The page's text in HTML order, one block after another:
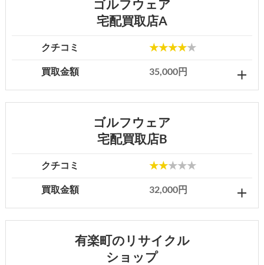
ゴルフウェア
宅配買取店A
クチコミ ★★★★★
買取金額 35,000円
ゴルフウェア
宅配買取店B
クチコミ ★★★★★
買取金額 32,000円
有楽町のリサイクル
ショップ